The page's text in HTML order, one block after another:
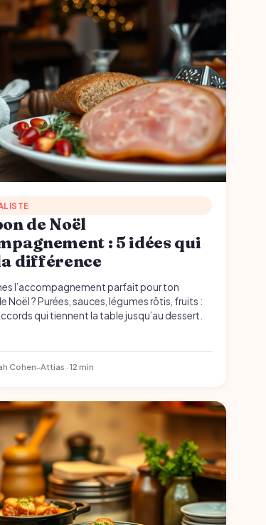
de Noël
: 5 idées qui
différence
l’accompagnement parfait pour ton
Noël ? Purées, sauces, légumes rôtis, fruits :
qui tiennent la table jusqu’au dessert.
Cohen-Attias · 12 min